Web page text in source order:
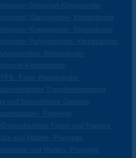
Schrumpf-Klebebänder
Glasgewebe- Klebebänder
Krepppapier- Klebebänder
Polyestervlies- Klebebänder
Klebebänder
Klebebänder
Folie- Klebebänder
Transferklebeband
und beschichtete Gewebe
Prepregs
beschichtete Folien und Papiere
und Matten- Prepregs
und Matten- Prepregs